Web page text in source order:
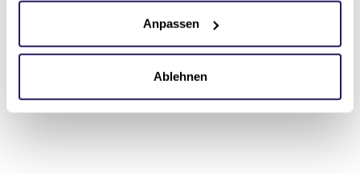
Anpassen
Ablehnen